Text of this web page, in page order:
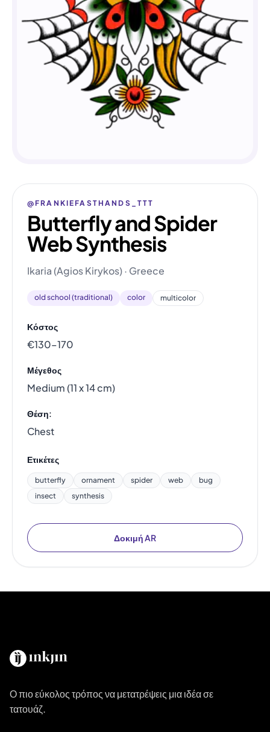
@FRANKIEFASTHANDS_TTT
Butterfly and Spider
Web Synthesis
Ikaria (Agios Kirykos) · Greece
old school (traditional) color multicolor
Κόστος
€130–170
Μέγεθος
Medium (11 x 14 cm)
Θέση:
Chest
Ετικέτες
butterfly ornament spider web
bug
insect
synthesis
Δοκιμή AR
Ο πιο εύκολος τρόπος να μετατρέψεις μια ιδέα σε
τατουάζ.